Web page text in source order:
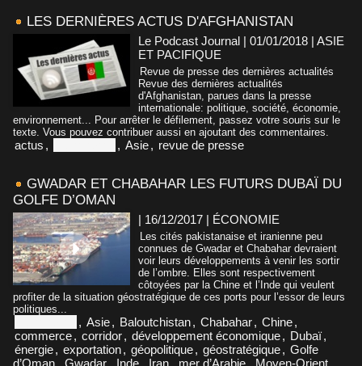
LES DERNIÈRES ACTUS D'AFGHANISTAN
Le Podcast Journal | 01/01/2018 | ASIE
ET PACIFIQUE
Revue de presse des dernières actualités
Revue des dernières actualités
d'Afghanistan, parues dans la presse
internationale: politique, société, économie,
environnement... Pour arrêter le défilement, passez votre souris sur le
texte. Vous pouvez contribuer aussi en ajoutant des commentaires.
actus , , Asie, revue de presse
GWADAR ET CHABAHAR LES FUTURS DUBAÏ DU
GOLFE D’OMAN
| 16/12/2017 | ÉCONOMIE
Les cités pakistanaise et iranienne peu
connues de Gwadar et Chabahar devraient
voir leurs développements à venir les sortir
de l’ombre. Elles sont respectivement
côtoyées par la Chine et l’Inde qui veulent
profiter de la situation géostratégique de ces ports pour l’essor de leurs
politiques...
, Asie, Baloutchistan, Chabahar, Chine,
commerce, corridor, développement économique, Dubaï,
énergie, exportation, géopolitique, géostratégique, Golfe
d’Oman
Gwadar Inde Iran mer d’Arabie Moyen-Orient